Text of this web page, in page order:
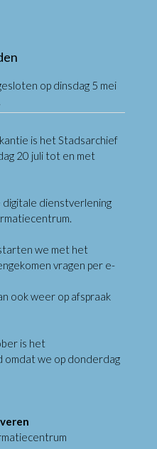
op dinsdag 5 mei
is het Stadsarchief
20 juli tot en met
dienstverlening
we met het
vragen per e-
ook weer op afspraak
is het
omdat we op donderdag